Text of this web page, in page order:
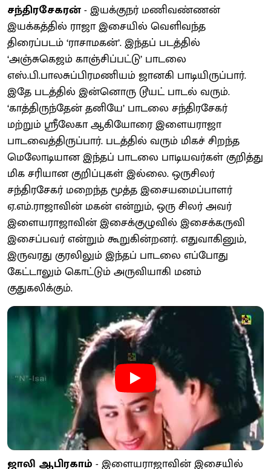
சந்திரசேகரன்- இயக்குநர் மணிவண்ணன்
இயக்கத்தில் ராஜா இசையில் வெளிவந்த
திரைப்படம் ‘ராசாமகன்’. இந்தப் படத்தில்
‘அஞ்சுகெஜம் காஞ்சிப்பட்டு’ பாடலை
எஸ்.பி.பாலசுப்பிரமணியம் ஜானகி பாடியிருப்பார்.
இதே படத்தில் இன்னொரு டூயட் பாடல் வரும்.
‘காத்திருந்தேன் தனியே’ பாடலை சந்திரசேகர்
மற்றும் ஸ்ரீலேகா ஆகியோரை இளையராஜா
பாடவைத்திருப்பார். படத்தில் வரும் மிகச் சிறந்த
மெலோடியான இந்தப் பாடலை பாடியவர்கள் குறித்து
மிக சரியான குறிப்புகள் இல்லை. ஒருசிலர்
சந்திரசேகர் மறைந்த மூத்த இசையமைப்பாளர்
ஏ.எம்.ராஜாவின் மகன் என்றும், ஒரு சிலர் அவர்
இளையராஜாவின் இசைக்குழுவில் இசைக்கருவி
இசைப்பவர் என்றும் கூறுகின்றனர். எதுவாகினும்,
இருவரது குரலிலும் இந்தப் பாடலை எப்போது
கேட்டாலும் கொட்டும் அருவியாகி மனம்
குதுகலிக்கும்.
ஜாலி ஆபிரகாம் - இளையராஜாவின் இசையில்